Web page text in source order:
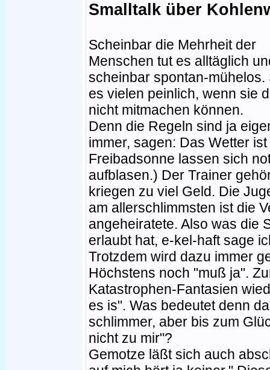
Smalltalk über
Scheinbar die Mehrheit der
Menschen tut es alltäglich
scheinbar spontan-mühelos.
es vielen peinlich, wenn sie
nicht mitmachen können.
Denn die Regeln sind ja
immer, sagen: Das Wetter
Freibadsonne lassen sich
aufblasen.) Der Trainer
kriegen zu viel Geld. Die
am allerschlimmsten ist die
angeheiratete. Also was die
erlaubt hat, e-kel-haft sage
Trotzdem wird dazu immer
Höchstens noch "muß ja".
Katastrophen-Fantasien
es is". Was bedeutet denn
schlimmer, aber bis zum
nicht zu mir"?
Gemotze läßt sich auch